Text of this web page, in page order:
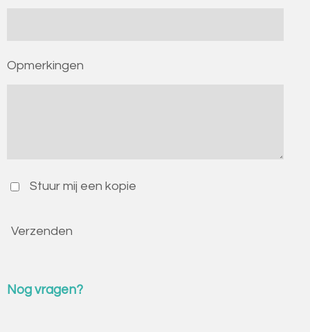
Opmerkingen
Stuur mij een kopie
Verzenden
Nog vragen?